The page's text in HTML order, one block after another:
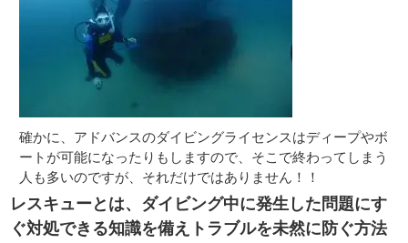
確かに、アドバンスのダイビングライセンスはディープやボ
ートが可能になったりもしますので、そこで終わってしまう
人も多いのですが、それだけではありません！！
レスキューとは、ダイビング中に発生した問題にす
ぐ対処できる知識を備えトラブルを未然に防ぐ方法